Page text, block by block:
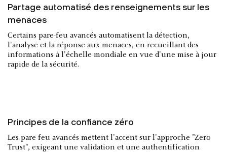
Partage automatisé des renseignements sur les
menaces
Certains pare-feu avancés automatisent la détection,
l'analyse et la réponse aux menaces, en recueillant des
informations à l'échelle mondiale en vue d'une mise à jour
rapide de la sécurité.
Principes de la confiance zéro
Les pare-feu avancés mettent l'accent sur l'approche "Zero
Trust", exigeant une validation et une authentification